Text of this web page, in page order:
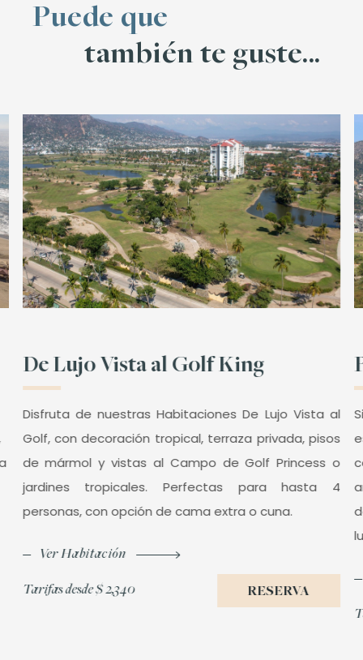
Puede que
también te guste...
De Lujo Vista al Golf King
Disfruta de nuestras Habitaciones De Lujo Vista al
Golf, con decoración tropical, terraza privada, pisos
de mármol y vistas al Campo de Golf Princess o
jardines tropicales. Perfectas para hasta 4
personas, con opción de cama extra o cuna.
Ver Habitación
Tarifas desde$ 2,340 RESERVA